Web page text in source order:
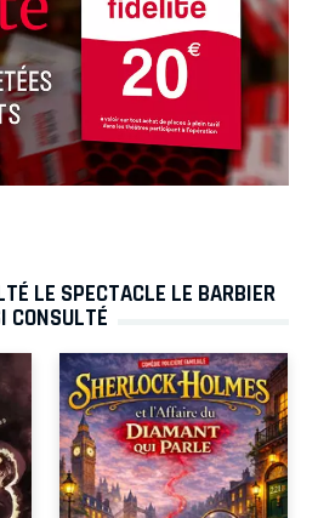
LE SPECTACLE LE BARBIER
CONSULTÉ